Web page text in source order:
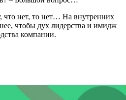
что нет, то нет… На внутренних
чтобы дух лидерства и имидж
компании.